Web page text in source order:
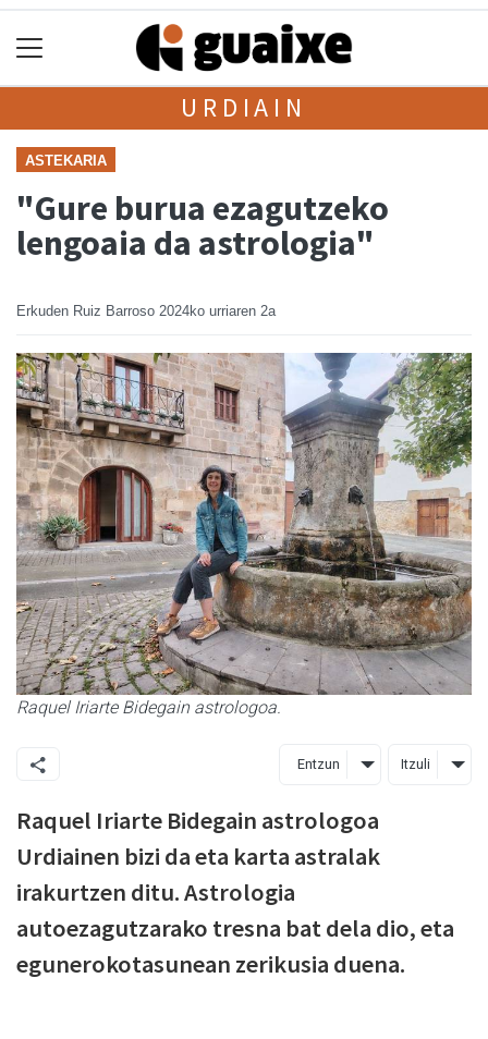
URDIAIN
ASTEKARIA
"Gure burua ezagutzeko
lengoaia da astrologia"
Erkuden Ruiz Barroso 2024ko urriaren 2a
Raquel Iriarte Bidegain astrologoa.
Entzun Itzuli
Raquel Iriarte Bidegain astrologoa
Urdiainen bizi da eta karta astralak
irakurtzen ditu. Astrologia
autoezagutzarako tresna bat dela dio, eta
egunerokotasunean zerikusia duena.